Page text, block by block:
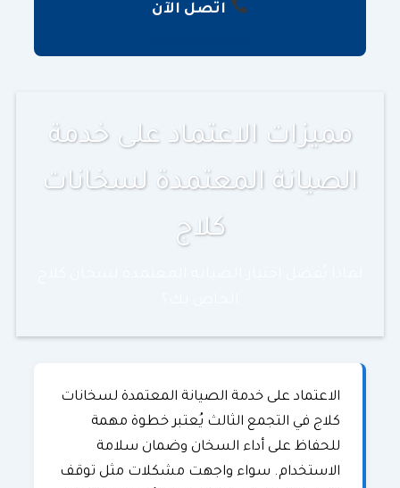
اتصل الآن
مميزات الاعتماد على خدمة
الصيانة المعتمدة لسخانات
كلاج
الاعتماد على خدمة الصيانة المعتمدة لسخانات
كلاج في التجمع الثالث يُعتبر خطوة مهمة
للحفاظ على أداء السخان وضمان سلامة
الاستخدام. سواء واجهت مشكلات مثل توقف